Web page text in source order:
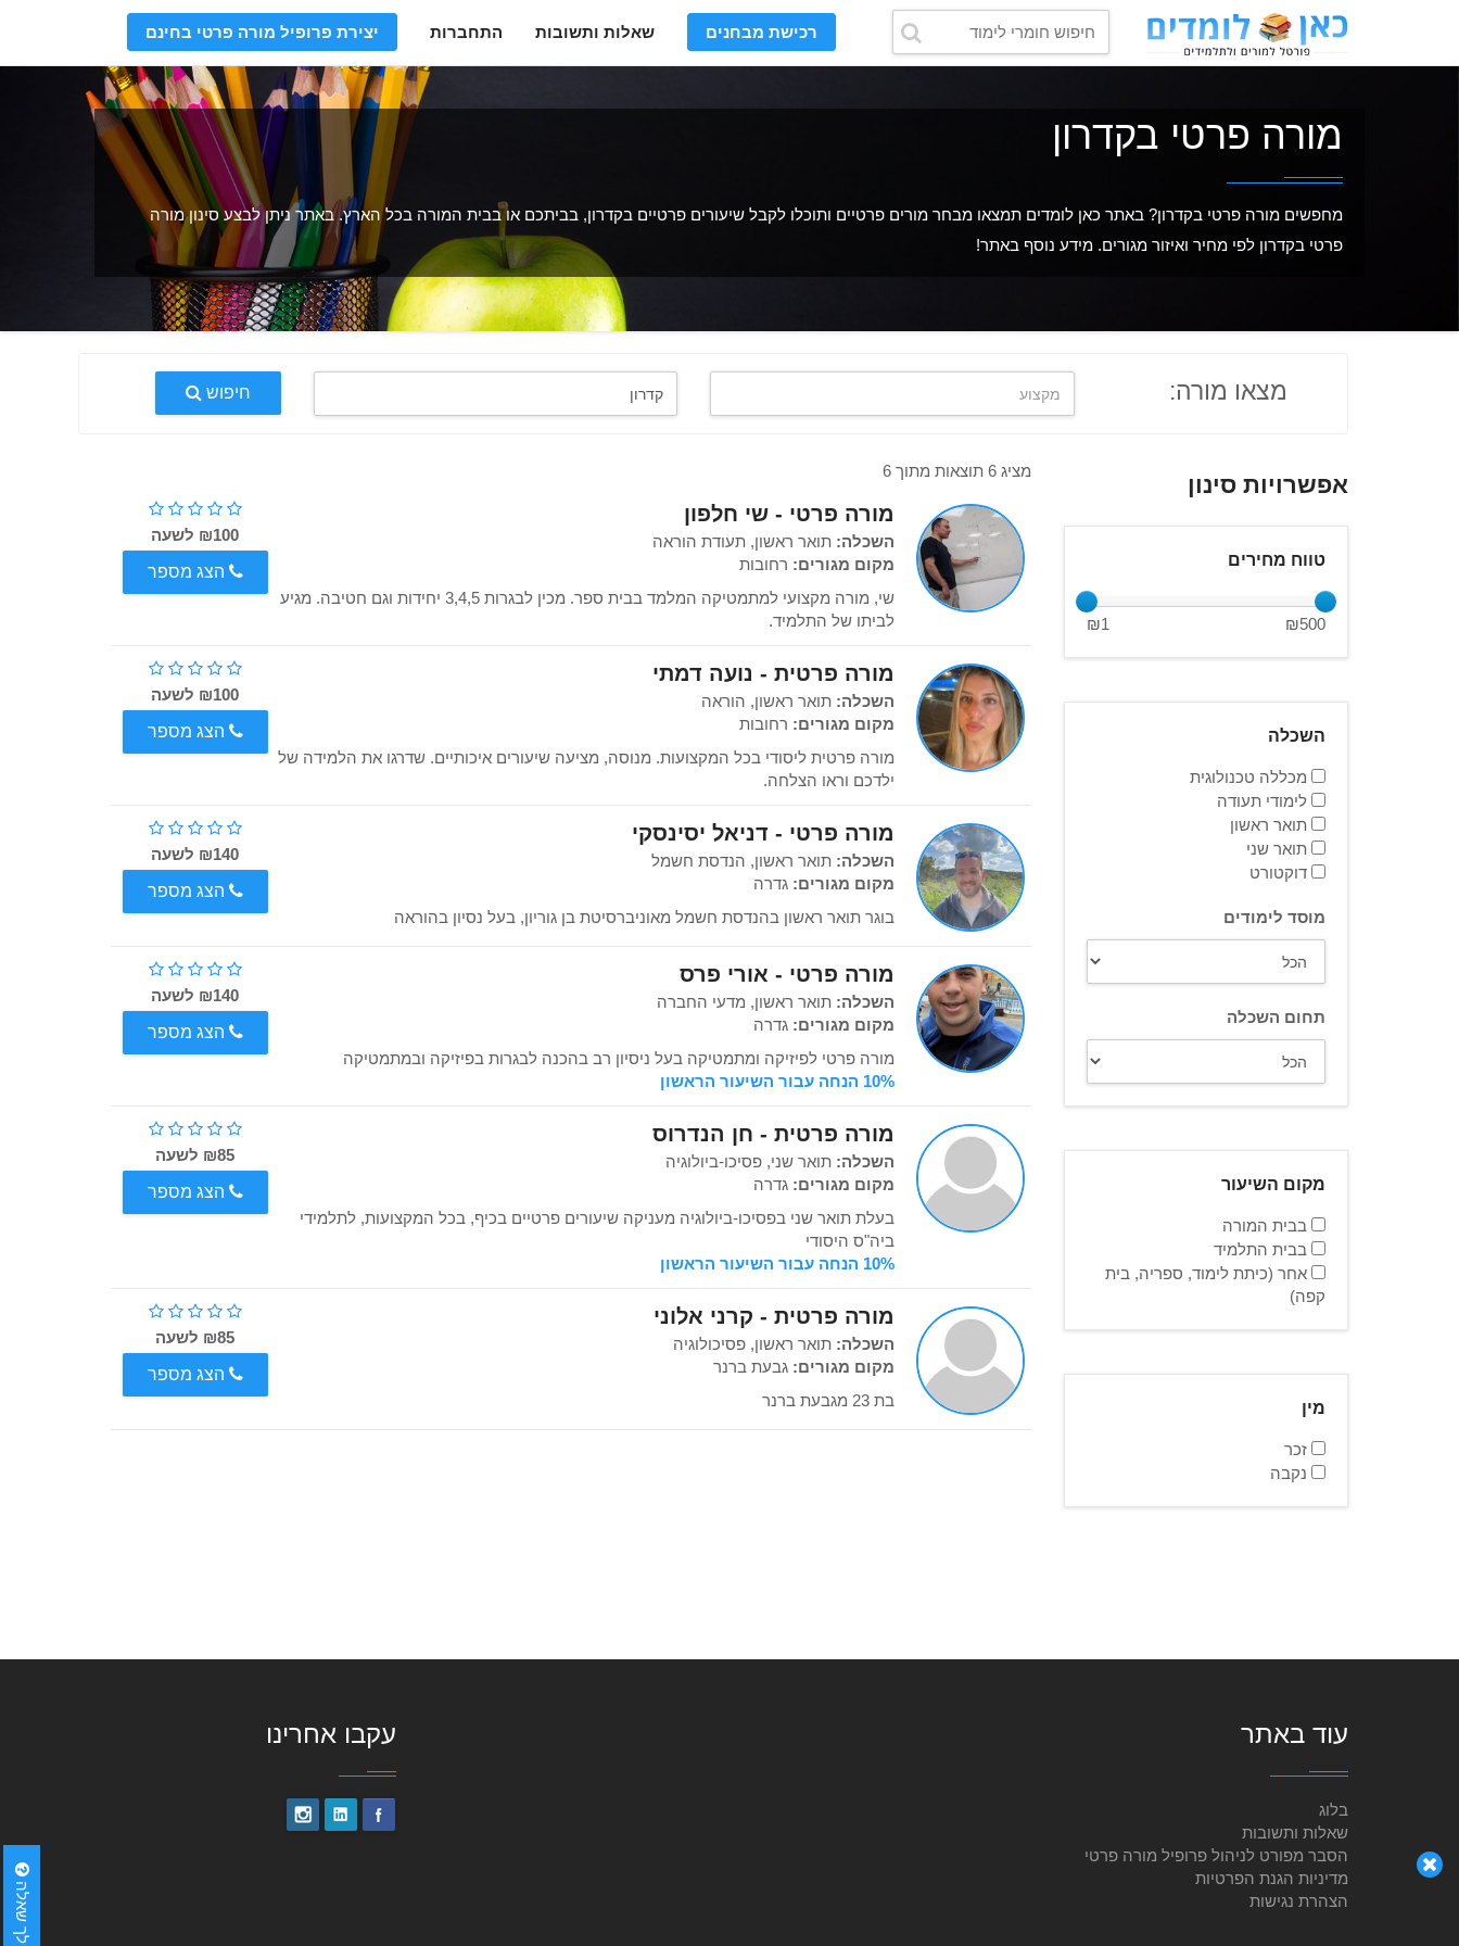
רכישת מבחנים שאלות ותשובות התחברות יצירת פרופיל מורה פרטי בחינם
מורה פרטי בקדרון
מחפשים מורה פרטי בקדרון? באתר כאן לומדים תמצאו מבחר מורים פרטיים ותוכלו לקבל שיעורים פרטיים בקדרון, בביתכם או בבית המורה בכל הארץ. באתר ניתן לבצע סינון מורה
פרטי בקדרון לפי מחיר ואיזור מגורים. מידע נוסף באתר!
מצאו מורה: חיפוש
אפשרויות סינון
טווח מחירים
₪1 ₪500
השכלה
מכללה טכנולוגית
לימודי תעודה
תואר ראשון
תואר שני
דוקטורט
מוסד לימודים
תחום השכלה
מקום השיעור
בבית המורה
בבית התלמיד
אחר (כיתת לימוד, ספריה, בית
קפה)
מין
זכר
נקבה
מציג 6 תוצאות מתוך 6
מורה פרטי - שי חלפון
השכלה: תואר ראשון, תעודת הוראה
מקום מגורים: רחובות
שי, מורה מקצועי למתמטיקה המלמד בבית ספר. מכין לבגרות 3,4,5 יחידות וגם חטיבה. מגיע
לביתו של התלמיד.
₪100 לשעה
הצג מספר
מורה פרטית - נועה דמתי
השכלה: תואר ראשון, הוראה
מקום מגורים: רחובות
מורה פרטית ליסודי בכל המקצועות. מנוסה, מציעה שיעורים איכותיים. שדרגו את הלמידה של
ילדכם וראו הצלחה.
₪100 לשעה
הצג מספר
מורה פרטי - דניאל יסינסקי
השכלה: תואר ראשון, הנדסת חשמל
מקום מגורים: גדרה
בוגר תואר ראשון בהנדסת חשמל מאוניברסיטת בן גוריון, בעל נסיון בהוראה
₪140 לשעה
הצג מספר
מורה פרטי - אורי פרס
השכלה: תואר ראשון, מדעי החברה
מקום מגורים: גדרה
מורה פרטי לפיזיקה ומתמטיקה בעל ניסיון רב בהכנה לבגרות בפיזיקה ובמתמטיקה
10% הנחה עבור השיעור הראשון
₪140 לשעה
הצג מספר
מורה פרטית - חן הנדרוס
השכלה: תואר שני, פסיכו-ביולוגיה
מקום מגורים: גדרה
בעלת תואר שני בפסיכו-ביולוגיה מעניקה שיעורים פרטיים בכיף, בכל המקצועות, לתלמידי
ביה"ס היסודי
10% הנחה עבור השיעור הראשון
₪85 לשעה
הצג מספר
מורה פרטית - קרני אלוני
השכלה: תואר ראשון, פסיכולוגיה
מקום מגורים: גבעת ברנר
בת 23 מגבעת ברנר
₪85 לשעה
הצג מספר
יש לך שאלה
עוד באתר
בלוג
שאלות ותשובות
הסבר מפורט לניהול פרופיל מורה פרטי
מדיניות הגנת הפרטיות
הצהרת נגישות
עקבו אחרינו